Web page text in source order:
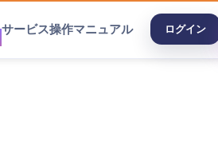
サービス操作マニュアル ログイン